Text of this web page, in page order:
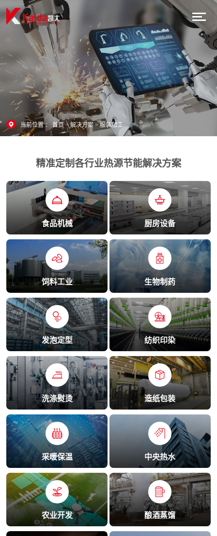
当前位置 ：首页>解决方案 >服装加工
精准定制各行业热源节能解决方案
食品机械 厨房设备
饲料工业 生物制药
发泡定型 纺织印染
洗涤熨烫 造纸包装
采暖保温 中央热水
农业开发 酿酒蒸馏